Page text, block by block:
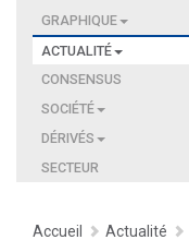
GRAPHIQUE
ACTUALITÉ
CONSENSUS
SOCIÉTÉ
DÉRIVÉS
SECTEUR
Accueil Actualité